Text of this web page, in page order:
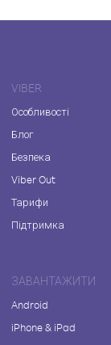
VIBER
Особливості
Блог
Безпека
Viber Out
Тарифи
Підтримка
ЗАВАНТАЖИТИ
Android
iPhone & iPad